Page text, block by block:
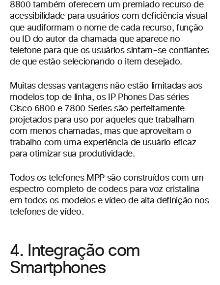
8800 também oferecem um premiado recurso de
acessibilidade para usuários com deficiência visual
que audiformam o nome de cada recurso, função
ou ID do autor da chamada que aparece no
telefone para que os usuários sintam-se confiantes
de que estão selecionando o item desejado.
Muitas dessas vantagens não estão limitadas aos
modelos top de linha, os IP Phones Das séries
Cisco 6800 e 7800 Series são perfeitamente
projetados para uso por aqueles que trabalham
com menos chamadas, mas que aproveitam o
trabalho com uma experiência de usuário eficaz
para otimizar sua produtividade.
Todos os telefones MPP são construídos com um
espectro completo de codecs para voz cristalina
em todos os modelos e vídeo de alta definição nos
telefones de vídeo.
4. Integração com
Smartphones